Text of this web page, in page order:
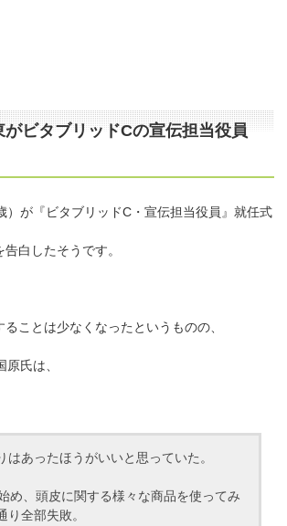
がビタブリッドCの宣伝担当役員
）が『ビタブリッドC・宣伝担当役員』就任式
白したそうです。
ことは少なくなったというものの、
原氏は、
はあったほうがいいと思っていた。
め、頭皮に関する様々な商品を使ってみ
り全部失敗。